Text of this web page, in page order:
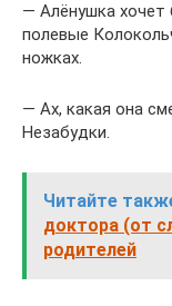
— Алёнушка хочет
полевые
ножках.
— Ах, какая она
Незабудки.
Читайте
доктора (от
родителей